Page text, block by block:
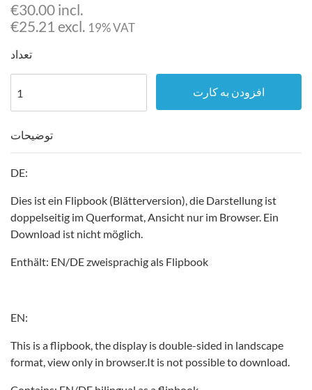
€30.00 incl.
€25.21 excl. 19% VAT
تعداد
افزودن به کارت
توضیحات
DE:
Dies ist ein Flipbook (Blätterversion), die Darstellung ist
doppelseitig im Querformat, Ansicht nur im Browser. Ein
Download ist nicht möglich.
Enthält: EN/DE zweisprachig als Flipbook
EN:
This is a flipbook, the display is double-sided in landscape
format, view only in browser.It is not possible to download.